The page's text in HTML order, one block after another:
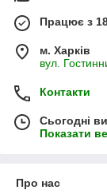
Працює з
м. Харків
вул.
Контакти
Сьогодні
Показати
Про нас